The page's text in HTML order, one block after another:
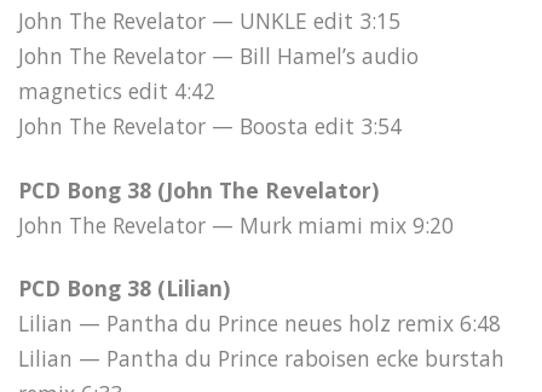
John The Revelator — UNKLE edit 3:15
John The Revelator — Bill Hamel’s audio
magnetics edit 4:42
John The Revelator — Boosta edit 3:54
PCD Bong 38 (John The Revelator)
John The Revelator — Murk miami mix 9:20
PCD Bong 38 (Lilian)
Lilian — Pantha du Prince neues holz remix 6:48
Lilian — Pantha du Prince raboisen ecke burstah